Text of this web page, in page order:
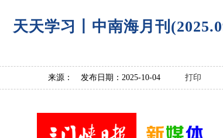
天天学习丨中南海月刊
来源： 发布日期：2025-10-04 打印